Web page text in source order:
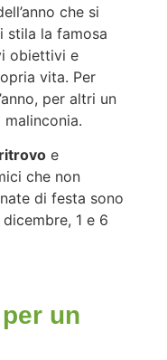
che si
stila la famosa
obiettivi e
vita. Per
per altri un
ritrovo e
che non
di festa sono
1 e 6
un